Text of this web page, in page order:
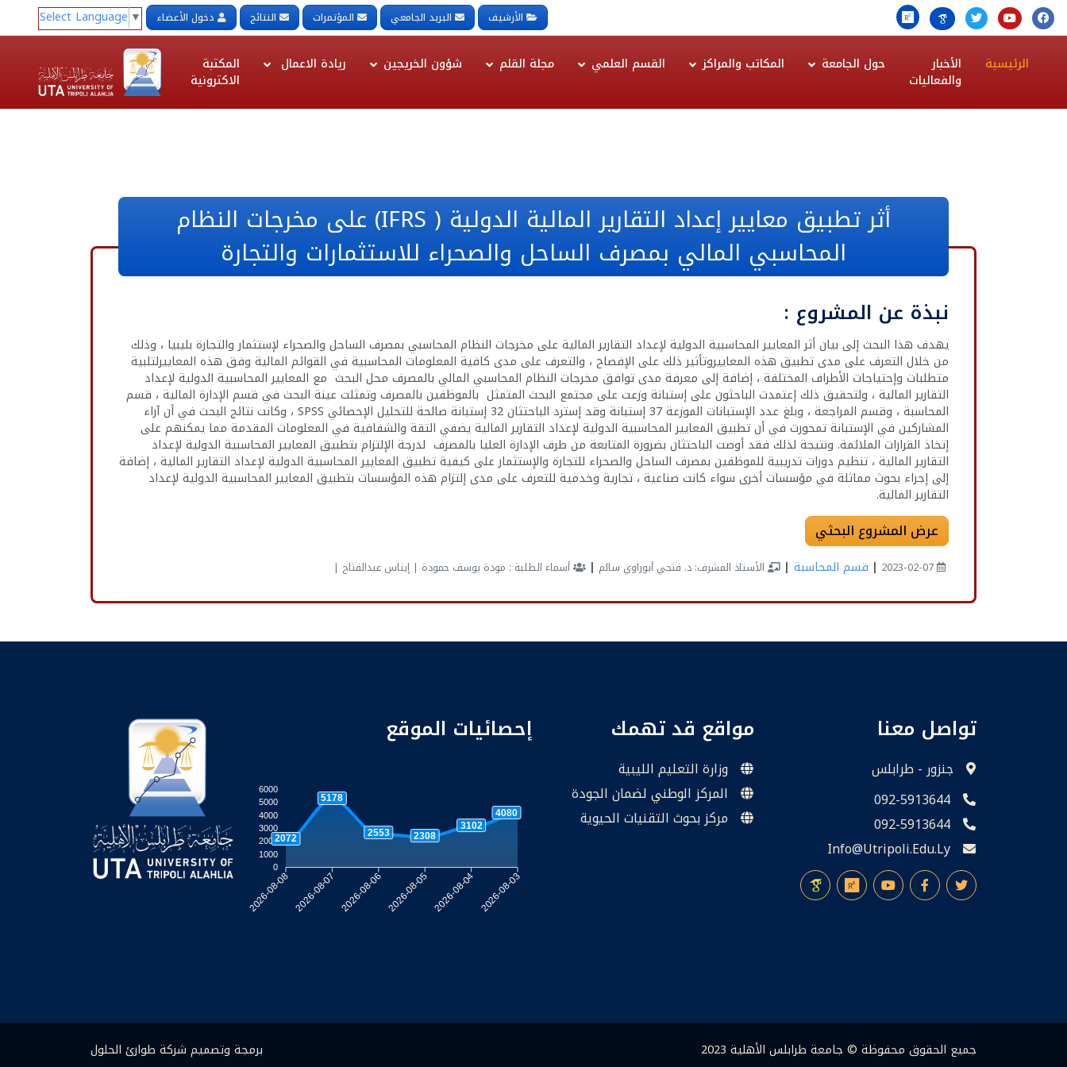
الأرشيف البريد الجامعي المؤتمرات النتائج دخول الأعضاء Select Language ▼
الرئيسية الأخبار
والفعاليات
حول الجامعة المكاتب والمراكز القسم العلمي مجلة القلم شؤون الخريجين ريادة الاعمال المكتبة
الاكترونية
أثر تطبيق معايير إعداد التقارير المالية الدولية ( IFRS) على مخرجات النظام
المحاسبي المالي بمصرف الساحل والصحراء للاستثمارات والتجارة
نبذة عن المشروع :
يهدف هذا البحث إلى بيان أثر المعايير المحاسبية الدولية لإعداد التقارير المالية على مخرجات النظام المحاسبي بمصرف الساحل والصحراء لإستثمار والتجارة بليبيا ، وذلك
من خلال التعرف على مدى تطبيق هذه المعاييروتأثير ذلك على الإفصاح ، والتعرف على مدى كافية المعلومات المحاسبية في القوائم المالية وفق هذه المعاييرلتلبية
متطلبات وإحتياجات الأطراف المختلفة ، إضافة إلى معرفة مدى توافق مخرجات النظام المحاسبي المالي بالمصرف محل البحث مع المعايير المحاسبية الدولية لإعداد
التقارير المالية ، ولتحقيق ذلك إعتمدت الباحثون على إستبانة وزعت على مجتمع البحث المتمثل بالموظفين بالمصرف وتمثلت عينة البحث في قسم الإدارة المالية ، قسم
المحاسبة ، وقسم المراجعة ، وبلغ عدد الإستبانات الموزعة 37 إستبانة وقد إسترد الباحتثان 32 إستبانة صالحة للتحليل الإحصائي SPSS ، وكانت نتائج البحث في أن آراء
المشاركين في الإستبانة تمحورت في أن تطبيق المعايير المحاسبية الدولية لإعداد التقارير المالية يضفي التقة والشفافية في المعلومات المقدمة مما يمكنهم على
إتخاذ القرارات الملائمة. ونتيجة لذلك فقد أوصت الباحتثان بضرورة المتابعة من طرف الإدارة العليا بالمصرف لدرجة الإلتزام بتطبيق المعايير المحاسبية الدولية لإعداد
التقارير المالية ، تنظيم دورات تدريبية للموظفين بمصرف الساحل والصحراء للتجارة والإستثمار على كيفية تطبيق المعايير المحاسبية الدولية لإعداد التقارير المالية ، إضافة
إلى إجراء بحوث مماثلة في مؤسسات أخرى سواء كانت صناعية ، تجارية وخدمية للتعرف على مدى إلتزام هذه المؤسسات بتطبيق المعايير المحاسبية الدولية لإعداد
التقارير المالية.
عرض المشروع البحثي
2023-02-07
| قسم المحاسبة | الأستاذ المشرف: د. فتحي أبوراوي سالم | أسماء الطلبة : مودة يوسف حمودة | إيناس عبدالفتاح |
تواصل معنا
جنزور - طرابلس
092-5913644
092-5913644
Info@utripoli.edu.ly
مواقع قد تهمك
وزارة التعليم الليبية
المركز الوطني لضمان الجودة
مركز بحوث التقنيات الحيوية
إحصائيات الموقع
6000
5000
4000
3000
2000
1000
0
2072
5178
2553 2308
3102
4080
2026-08-08 2026-08-07 2026-08-06 2026-08-05 2026-08-04 2026-08-03
جميع الحقوق محفوظة © جامعة طرابلس الأهلية 2023 برمجة وتصميم شركة طوارئ الحلول